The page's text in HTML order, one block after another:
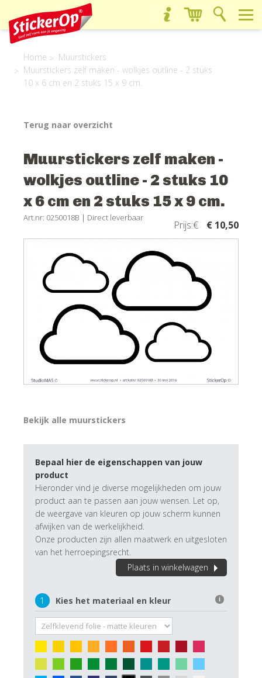
Home
Muurstickers
Muurstickers zelf maken - wolkjes outline - 2 stuks
10 x 6 cm en 2 stuks 15 x 9 cm.
Terug naar overzicht
Muurstickers zelf maken -
wolkjes outline - 2 stuks 10
x 6 cm en 2 stuks 15 x 9 cm.
Art.nr: 0250018B | Direct leverbaar
Prijs:€ € 10,50
Bekijk alle muurstickers
Bepaal hier de eigenschappen van jouw
product
Hieronder vind je diverse mogelijkheden om jouw
product aan te passen aan jouw wensen. Let op,
de weergave van kleuren op jouw scherm kunnen
afwijken van de werkelijkheid.
Onze producten zijn allen maatwerk en uitgesloten
van het herroepingsrecht.
Plaats in winkelwagen
1 Kies het materiaal en kleur i